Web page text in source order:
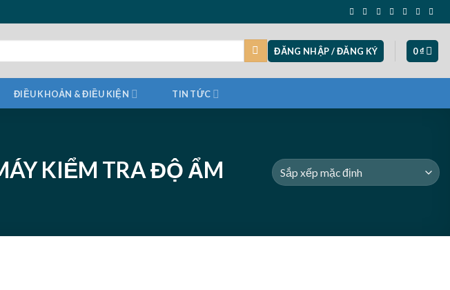
ĐĂNG NHẬP / ĐĂNG KÝ 0₫
ĐIỀU KHOẢN & ĐIỀU KIỆN TIN TỨC
KIỂM TRA ĐỘ ẨM